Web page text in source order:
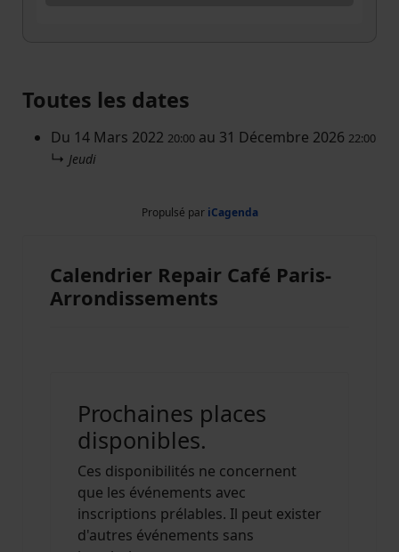
Toutes les dates
Du 14 Mars 2022 20:00 au 31 Décembre 2026 22:00
↳ Jeudi
Propulsé par iCagenda
Calendrier Repair Café Paris-
Arrondissements
Prochaines places
disponibles.
Ces disponibilités ne concernent
que les événements avec
inscriptions prélables. Il peut exister
d'autres événements sans